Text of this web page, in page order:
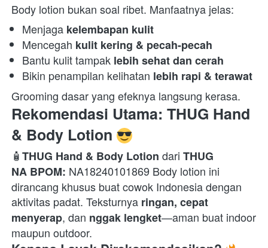
Body lotion bukan soal ribet. Manfaatnya jelas:
Menjaga kelembapan kulit
Mencegah kulit kering & pecah-pecah
Bantu kulit tampak lebih sehat dan cerah
Bikin penampilan kelihatan lebih rapi & terawat
Grooming dasar yang efeknya langsung kerasa.
Rekomendasi Utama: THUG Hand
& Body Lotion
🧴THUG Hand & Body Lotion dari THUG
NA BPOM: NA18240101869 Body lotion ini
dirancang khusus buat cowok Indonesia dengan
aktivitas padat. Teksturnya ringan, cepat
menyerap, dan nggak lengket—aman buat indoor
maupun outdoor.